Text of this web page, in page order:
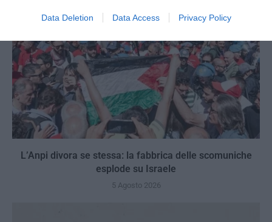
Data Deletion Data Access Privacy Policy
L’Anpi divora se stessa: la fabbrica delle scomuniche
esplode su Israele
5 Agosto 2026